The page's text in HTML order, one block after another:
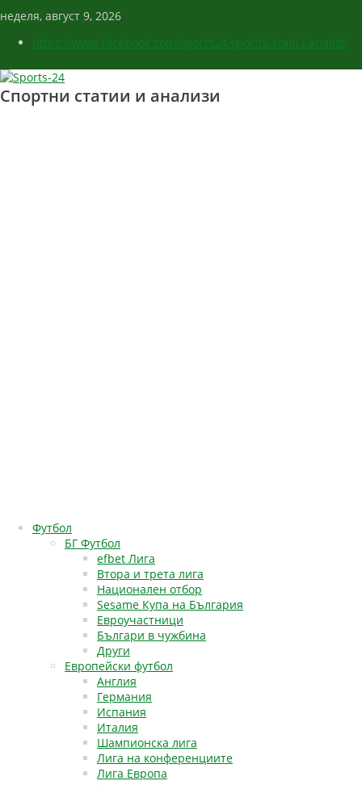
неделя, август 9, 2026
https://www.facebook.com/sports24.sportni.statii.i.analizi/
Спортни статии и анализи
Футбол
БГ Футбол
efbet Лига
Втора и трета лига
Национален отбор
Sesame Купа на България
Евроучастници
Българи в чужбина
Други
Европейски футбол
Англия
Германия
Испания
Италия
Шампионска лига
Лига на конференциите
Лига Европа